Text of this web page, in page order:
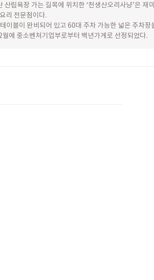
산림욕장 가는 길목에 위치한 ‘천생산오리사냥’은 재
리 전문점이다.
이블이 완비되어 있고 60대 주차 가능한 넓은 주차장
에 중소벤처기업부로부터 백년가게로 선정되었다.